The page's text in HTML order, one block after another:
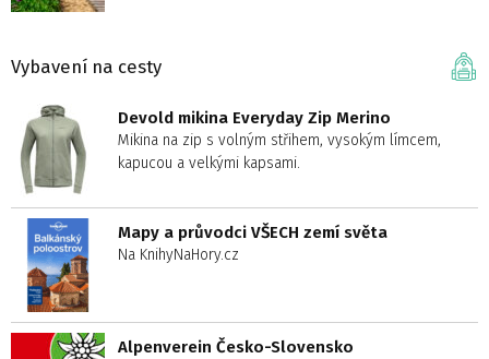
Vybavení na cesty
Devold mikina Everyday Zip Merino
Mikina na zip s volným střihem, vysokým límcem,
kapucou a velkými kapsami.
Mapy a průvodci VŠECH zemí světa
Na KnihyNaHory.cz
Alpenverein Česko-Slovensko